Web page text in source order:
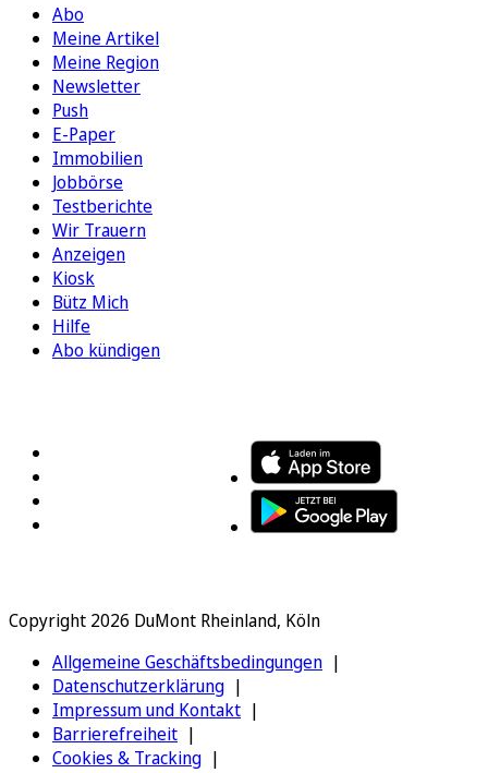
Abo
Meine Artikel
Meine Region
Newsletter
Push
E-Paper
Immobilien
Jobbörse
Testberichte
Wir Trauern
Anzeigen
Kiosk
Bütz Mich
Hilfe
Abo kündigen
Copyright 2026 DuMont Rheinland, Köln
Allgemeine Geschäftsbedingungen
Datenschutzerklärung
Impressum und Kontakt
Barrierefreiheit
Cookies & Tracking